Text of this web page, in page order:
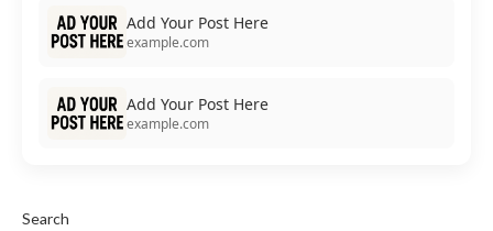
Add Your Post Here
example.com
Add Your Post Here
example.com
Search